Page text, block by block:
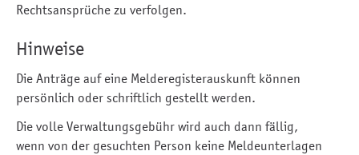
Rechtsansprüche zu verfolgen.
Hinweise
Die Anträge auf eine Melderegisterauskunft können
persönlich oder schriftlich gestellt werden.
Die volle Verwaltungsgebühr wird auch dann fällig,
wenn von der gesuchten Person keine Meldeunterlagen